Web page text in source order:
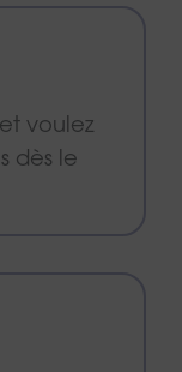
voulez
dès le